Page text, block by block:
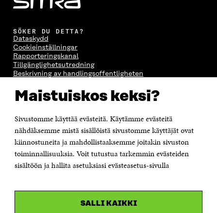
Maistuiskos keksi?
Sivustomme käyttää evästeitä. Käytämme evästeitä
nähdäksemme mistä sisällöistä sivustomme käyttäjät ovat
kiinnostuneita ja mahdollistaaksemme joitakin sivuston
toiminnallisuuksia. Voit tutustua tarkemmin evästeiden
sisältöön ja hallita asetuksiasi evästeasetus-sivulla
SALLI KAIKKI
SÖKER DU DETTA?
Dataskydd
Cookieinställningar
Rapporteringskanal
Tillgänglighetsutredning
Beskrivning av handlingsoffentligheten
Jubileumsfonden för Finlands självständighet Sitra
Östersjögatan 11–13, PB 160,
00181 Helsingfors
Tfn +358 294 618 991
Personalens e-postadresser har formen:
fornamn.efternamn@sitra.fi